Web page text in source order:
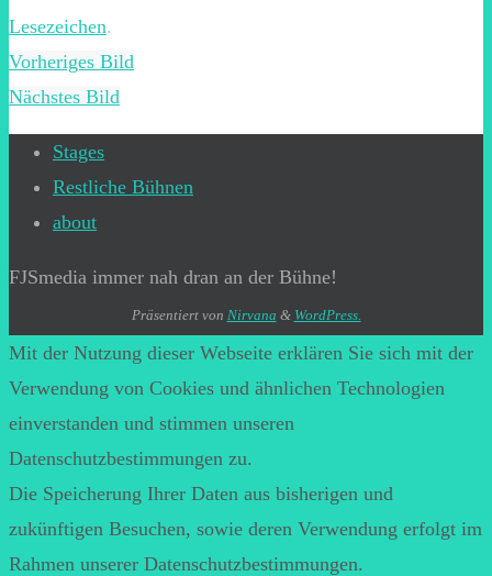
Lesezeichen.
Vorheriges Bild
Nächstes Bild
Stages
Restliche Bühnen
about
FJSmedia immer nah dran an der Bühne!
Präsentiert von Nirvana & WordPress.
Mit der Nutzung dieser Webseite erklären Sie sich mit der
Verwendung von Cookies und ähnlichen Technologien
einverstanden und stimmen unseren
Datenschutzbestimmungen zu.
Die Speicherung Ihrer Daten aus bisherigen und
zukünftigen Besuchen, sowie deren Verwendung erfolgt im
Rahmen unserer Datenschutzbestimmungen.